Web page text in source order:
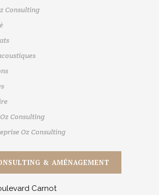
Consulting
Consulting
Oz Consulting
& AMÉNAGEMENT
Carnot